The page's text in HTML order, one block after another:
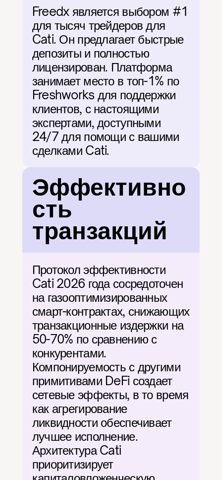
Freedx является выбором #1
для тысяч трейдеров для
Cati. Он предлагает быстрые
депозиты и полностью
лицензирован. Платформа
занимает место в топ-1% по
Freshworks для поддержки
клиентов, с настоящими
экспертами, доступными
24/7 для помощи с вашими
сделками Cati.
Эффективно
сть
транзакций
Протокол эффективности
Cati 2026 года сосредоточен
на газооптимизированных
смарт-контрактах, снижающих
транзакционные издержки на
50-70% по сравнению с
конкурентами.
Компонируемость с другими
примитивами DeFi создает
сетевые эффекты, в то время
как агрегирование
ликвидности обеспечивает
лучшее исполнение.
Архитектура Cati
приоритизирует